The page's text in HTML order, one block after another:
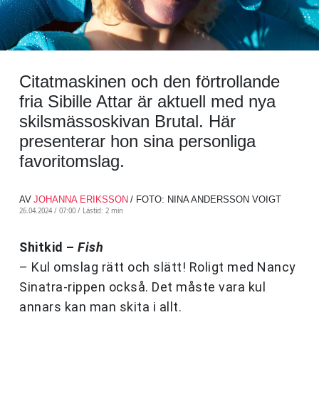
Citatmaskinen och den förtrollande
fria Sibille Attar är aktuell med nya
skilsmässoskivan Brutal. Här
presenterar hon sina personliga
favoritomslag.
AV JOHANNA ERIKSSON / FOTO: NINA ANDERSSON VOIGT
26.04.2024 / 07:00 / Lästid: 2 min
Shitkid – Fish
– Kul omslag rätt och slätt! Roligt med Nancy
Sinatra-rippen också. Det måste vara kul
annars kan man skita i allt.